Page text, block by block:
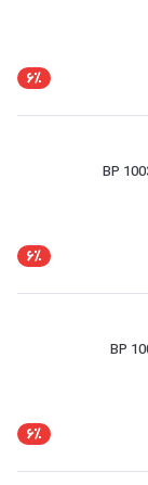
6٪
6٪
6٪